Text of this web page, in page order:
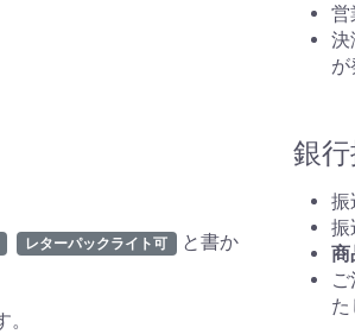
レターパックライト可
と書か
営
決
が
銀
振
振
商
た